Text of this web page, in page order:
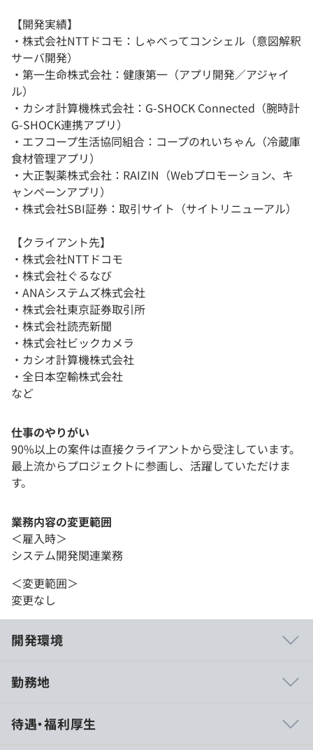
【開発実績】
・株式会社NTTドコモ：しゃべってコンシェル（意図解釈
サーバ開発）
・第一生命株式会社：健康第一（アプリ開発／アジャイ
ル）
・カシオ計算機株式会社：G-SHOCK Connected（腕時計
G-SHOCK連携アプリ）
・エフコープ生活協同組合：コープのれいちゃん（冷蔵庫
食材管理アプリ）
・大正製薬株式会社：RAIZIN（Webプロモーション、キ
ャンペーンアプリ）
・株式会社SBI証券：取引サイト（サイトリニューアル）
【クライアント先】
・株式会社NTTドコモ
・株式会社ぐるなび
・ANAシステムズ株式会社
・株式会社東京証券取引所
・株式会社読売新聞
・株式会社ビックカメラ
・カシオ計算機株式会社
・全日本空輸株式会社
など
仕事のやりがい
90%以上の案件は直接クライアントから受注しています。
最上流からプロジェクトに参画し、活躍していただけま
す。
業務内容の変更範囲
＜雇入時＞
システム開発関連業務
＜変更範囲＞
変更なし
開発環境
手がけることが可能です。実装はもちろんのこと提案から
勤務地
待遇・福利厚生